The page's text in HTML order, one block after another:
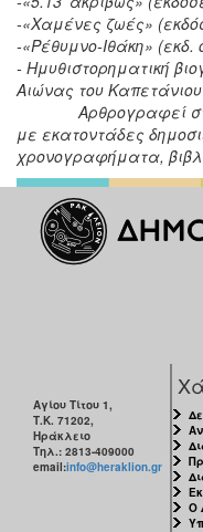
-«Χαμένες ζωές»
-«Ρέθυμνο-Ιθάκη» (εκδ.
- Ημυθιστορηματική
Αιώνας του
Αρθρογραφεί στον
με εκατοντάδες
χρονογραφήματα,
Αγίου Τίτου 1,
Τ.Κ. 71202,
Ηράκλειο
Τηλ.: 2813-409000
email:info@heraklion.gr
Ο